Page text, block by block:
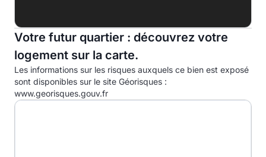
C
D
E
F
Votre futur quartier : découvrez votre
logement sur la carte.
Les informations sur les risques auxquels ce bien est exposé
sont disponibles sur le site Géorisques :
www.georisques.gouv.fr